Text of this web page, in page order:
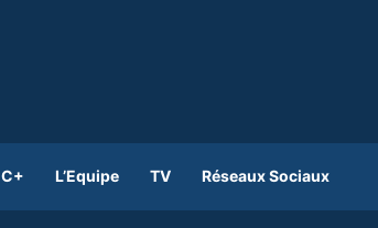
C+ L’Equipe TV Réseaux Sociaux